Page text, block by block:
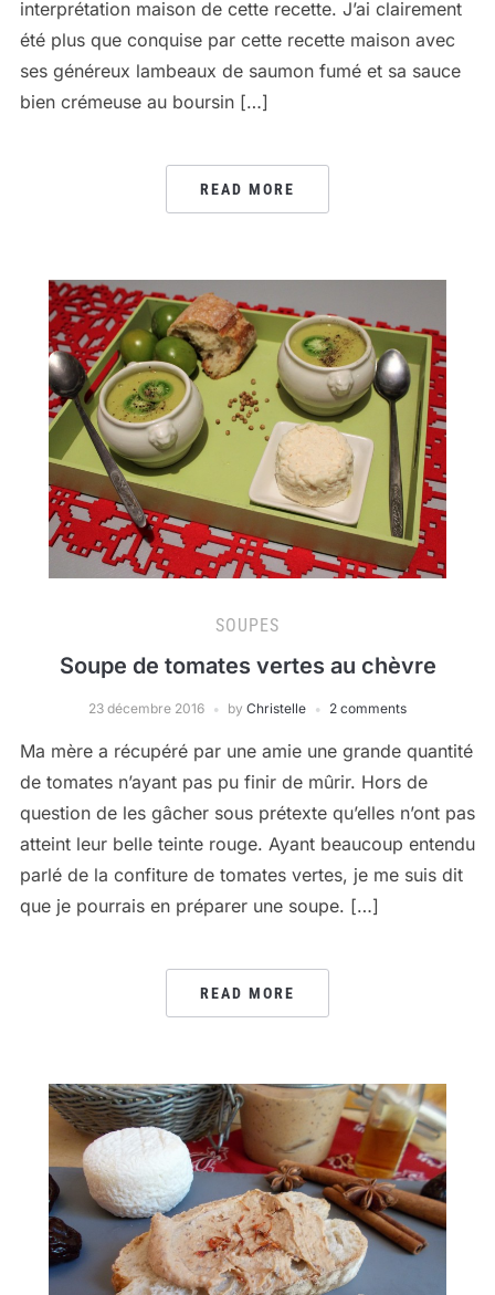
interprétation maison de cette recette. J’ai clairement
été plus que conquise par cette recette maison avec
ses généreux lambeaux de saumon fumé et sa sauce
bien crémeuse au boursin […]
READ MORE
SOUPES
Soupe de tomates vertes au chèvre
23 décembre 2016 by Christelle 2 comments
Ma mère a récupéré par une amie une grande quantité
de tomates n’ayant pas pu finir de mûrir. Hors de
question de les gâcher sous prétexte qu’elles n’ont pas
atteint leur belle teinte rouge. Ayant beaucoup entendu
parlé de la confiture de tomates vertes, je me suis dit
que je pourrais en préparer une soupe. […]
READ MORE